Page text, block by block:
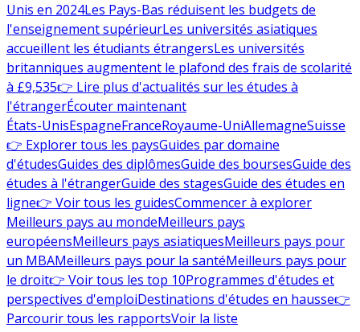
Unis en 2024Les Pays-Bas réduisent les budgets de
l'enseignement supérieurLes universités asiatiques
accueillent les étudiants étrangersLes universités
britanniques augmentent le plafond des frais de scolarité
à £9,535👉 Lire plus d'actualités sur les études à
l'étrangerÉcouter maintenant
États-UnisEspagneFranceRoyaume-UniAllemagneSuisse
👉 Explorer tous les paysGuides par domaine
d'étudesGuides des diplômesGuide des boursesGuide des
études à l'étrangerGuide des stagesGuide des études en
ligne👉 Voir tous les guidesCommencer à explorer
Meilleurs pays au mondeMeilleurs pays
européensMeilleurs pays asiatiquesMeilleurs pays pour
un MBAMeilleurs pays pour la santéMeilleurs pays pour
le droit👉 Voir tous les top 10Programmes d'études et
perspectives d'emploiDestinations d'études en hausse👉
Parcourir tous les rapportsVoir la liste